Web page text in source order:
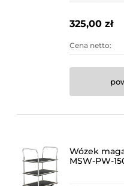
325,00 zł
Cena netto:
Wózek
MSW-PW-